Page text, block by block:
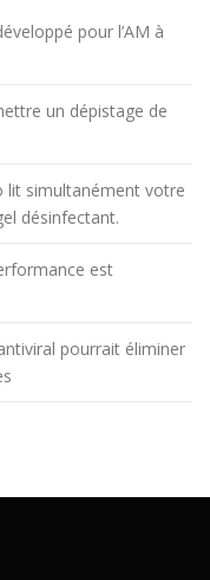
pour l’AM à
un dépistage de
lit simultanément votre
désinfectant.
est
pourrait éliminer